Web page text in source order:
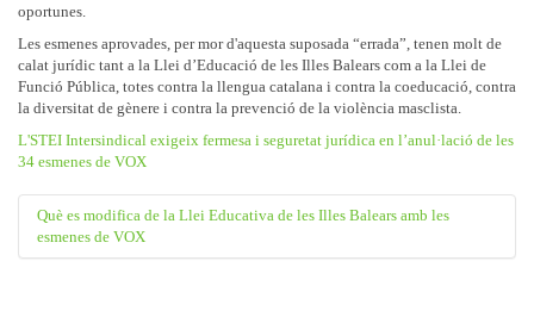
oportunes.
Les esmenes aprovades, per mor d'aquesta suposada “errada”, tenen molt de
calat jurídic tant a la Llei d’Educació de les Illes Balears com a la Llei de
Funció Pública, totes contra la llengua catalana i contra la coeducació, contra
la diversitat de gènere i contra la prevenció de la violència masclista.
L'STEI Intersindical exigeix fermesa i seguretat jurídica en l’anul·lació de les
34 esmenes de VOX
Què es modifica de la Llei Educativa de les Illes Balears amb les
esmenes de VOX